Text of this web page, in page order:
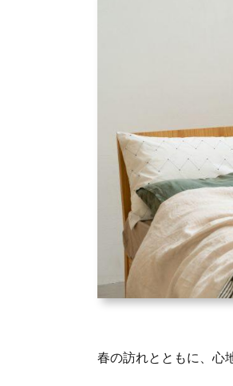
春の訪れとともに、心